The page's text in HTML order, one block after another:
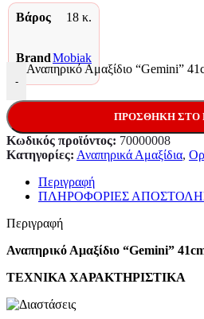
Βάρος 18 κ.
BrandMobiak
-
Αναπηρικό Αμαξίδιο “Gemini”
ΠΡΟΣΘΉΚΗ ΣΤΟ
Κωδικός προϊόντος: 70000008
Κατηγορίες: Αναπηρικά Αμαξίδια,
Περιγραφή
ΠΛΗΡΟΦΟΡΙΕΣ
Περιγραφή
Αναπηρικό Αμαξίδιο “Gemini”
ΤΕΧΝΙΚΑ ΧΑΡΑΚΤΗΡΙΣΤΙΚΑ